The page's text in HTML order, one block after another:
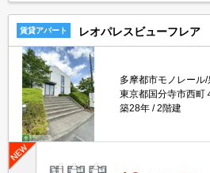
賃貸アパート レオパレスビューフレア
多摩都市モノレール
東京都国分寺市西町
築28年
2階建